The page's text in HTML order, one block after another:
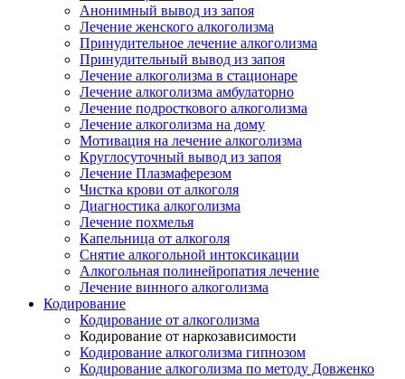
Анонимный вывод из запоя
Лечение женского алкоголизма
Принудительное лечение алкоголизма
Принудительный вывод из запоя
Лечение алкоголизма в стационаре
Лечение алкоголизма амбулаторно
Лечение подросткового алкоголизма
Лечение алкоголизма на дому
Мотивация на лечение алкоголизма
Круглосуточный вывод из запоя
Лечение Плазмаферезом
Чистка крови от алкоголя
Диагностика алкоголизма
Лечение похмелья
Капельница от алкоголя
Снятие алкогольной интоксикации
Алкогольная полинейропатия лечение
Лечение винного алкоголизма
Кодирование
Кодирование от алкоголизма
Кодирование от наркозависимости
Кодирование алкоголизма гипнозом
Кодирование алкоголизма по методу Довженко